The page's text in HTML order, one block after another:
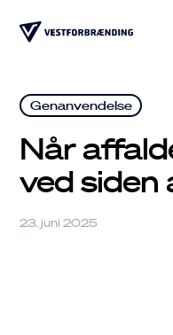
Privat
Erhverv
Bliv
Kommuner
Genanvendelse
Når
ved siden
23. juni 2025